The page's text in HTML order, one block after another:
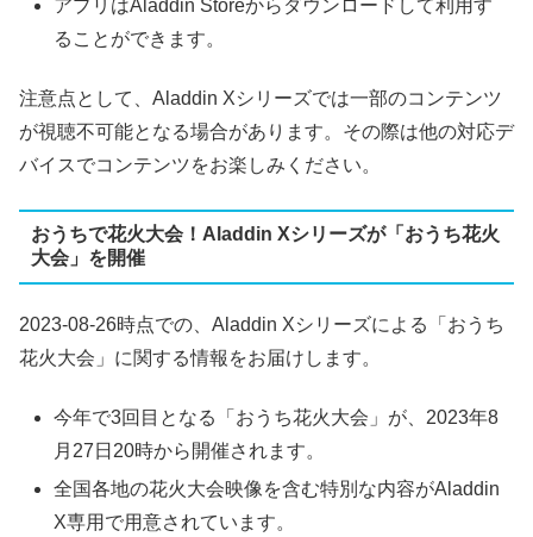
アプリはAladdin Storeからダウンロードして利用す
ることができます。
注意点として、Aladdin Xシリーズでは一部のコンテンツ
が視聴不可能となる場合があります。その際は他の対応デ
バイスでコンテンツをお楽しみください。
おうちで花火大会！Aladdin Xシリーズが「おうち花火
大会」を開催
2023-08-26時点での、Aladdin Xシリーズによる「おうち
花火大会」に関する情報をお届けします。
今年で3回目となる「おうち花火大会」が、2023年8
月27日20時から開催されます。
全国各地の花火大会映像を含む特別な内容がAladdin
X専用で用意されています。